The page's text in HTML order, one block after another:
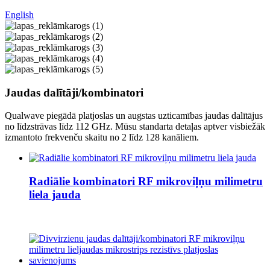
English
Jaudas dalītāji/kombinatori
Qualwave piegādā platjoslas un augstas uzticamības jaudas dalītājus
no līdzstrāvas līdz 112 GHz. Mūsu standarta detaļas aptver visbiežāk
izmantoto frekvenču skaitu no 2 līdz 128 kanāliem.
Radiālie kombinatori RF mikroviļņu milimetru
liela jauda